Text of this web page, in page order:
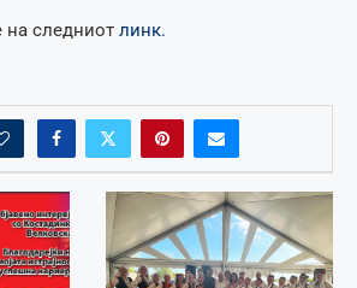
на следниот линк.